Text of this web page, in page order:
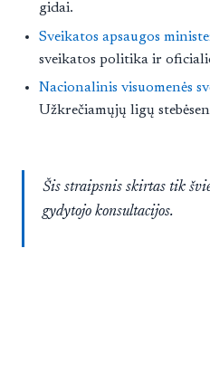
gidai.
Sveikatos apsaugos
sveikatos politika ir
Nacionalinis visuomenės
Užkrečiamųjų ligų
Šis straipsnis skirtas tik
gydytojo konsultacijos.